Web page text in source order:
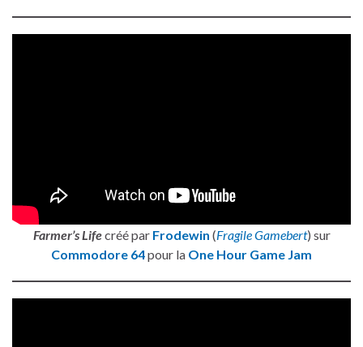
Farmer’s Lifecréé par Frodewin (Fragile Gamebert) sur
Commodore 64pour la One Hour Game Jam